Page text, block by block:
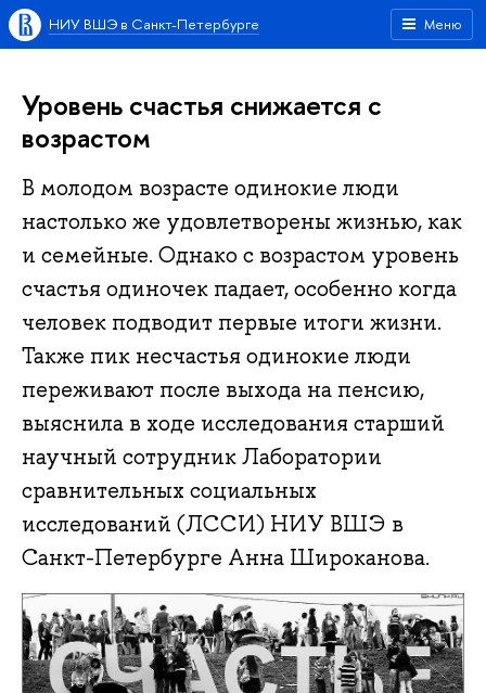
Меню
НИУ ВШЭ в Санкт-Петербурге
Уровень счастья снижается с
возрастом
В молодом возрасте одинокие люди
настолько же удовлетворены жизнью, как
и семейные. Однако с возрастом уровень
счастья одиночек падает, особенно когда
человек подводит первые итоги жизни.
Также пик несчастья одинокие люди
переживают после выхода на пенсию,
выяснила в ходе исследования старший
научный сотрудник Лаборатории
сравнительных социальных
исследований (ЛССИ) НИУ ВШЭ в
Санкт-Петербурге Анна Широканова.